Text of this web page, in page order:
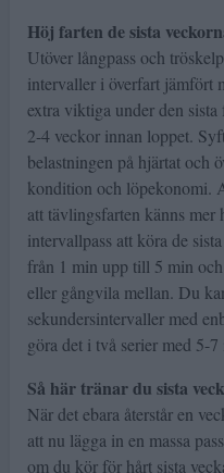
Höj farten de sista
Utöver långpass och
intervaller i överfart jämfört
extra viktiga under den
2-4 veckor innan loppet.
belastningen på hjärtat och
kondition och löpekonomi.
att tävlingsfarten känns mer
intervallpass att köra de
från 1 min upp till 5 min
eller gångvila mellan. Du
sekundersintervaller med
göra det i två serier med 5-
Så här tränar du sista
När det ebara återstår en
att nu lägga in en massa
om du kör för hårt sista